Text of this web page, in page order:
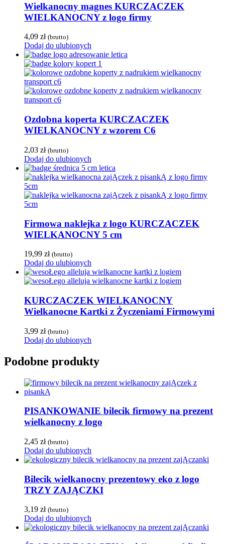
Wielkanocny magnes KURCZACZEK
WIELKANOCNY z logo firmy
4,09 zł (brutto)
Dodaj do ulubionych
Ozdobna koperta KURCZACZEK
WIELKANOCNY z wzorem C6
2,03 zł (brutto)
Dodaj do ulubionych
Firmowa naklejka z logo KURCZACZEK
WIELKANOCNY 5 cm
19,99 zł (brutto)
Dodaj do ulubionych
KURCZACZEK WIELKANOCNY
Wielkanocne Kartki z Życzeniami Firmowymi
3,99 zł (brutto)
Dodaj do ulubionych
Podobne produkty
PISANKOWANIE bilecik firmowy na prezent
wielkanocny z logo
2,45 zł (brutto)
Dodaj do ulubionych
Bilecik wielkanocny prezentowy eko z logo
TRZY ZAJĄCZKI
3,19 zł (brutto)
Dodaj do ulubionych